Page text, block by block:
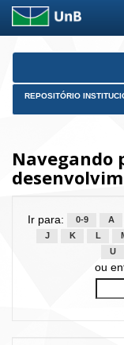
Skip
REPOSITÓRIO
Navegando
Ir para: 0-9 A
J
K L
U
ou